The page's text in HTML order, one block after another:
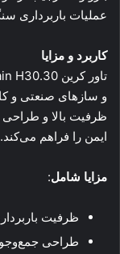
عملیات باربرداری
کاربرد و مزایا
و سازهای صنعتی و
ظرفیت بالا و طراحی
ایمن را فراهم می‌کند.
مزایا شامل:
ظرفیت
طراحی